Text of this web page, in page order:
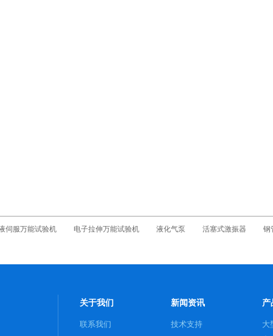
伺服万能试验机 电子拉伸万能试验机 液化气泵 活塞式激振器 钢
关于我们
联系我们
新闻资讯
技术支持
产
大